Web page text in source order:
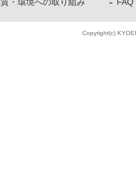
Copyright(c)